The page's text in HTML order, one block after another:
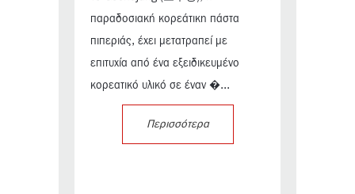
παραδοσιακή κορεάτικη πάστα
πιπεριάς, έχει μετατραπεί με
επιτυχία από ένα εξειδικευμένο
κορεατικό υλικό σε έναν �...
Περισσότερα